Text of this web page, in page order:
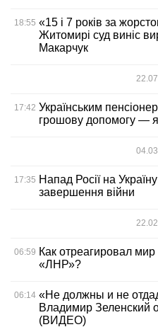
18:55 «15 і 7 років за
Житомирі суд виніс
Макарчук
17:42 Українським
грошову допомогу —
17:35 Напад Росії на
завершення війни
06:59 Как отреагировал
«ЛНР»?
06:14 «Не должны и не
Владимир Зеленский
(ВИДЕО)